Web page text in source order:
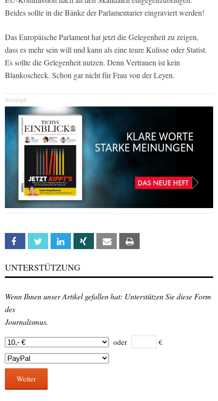
Beides sollte in die Bänke der Parlamentarier eingraviert werden!
Das Europäische Parlament hat jetzt die Gelegenheit zu zeigen,
dass es mehr sein will und kann als eine teure Kulisse oder Statist.
Es sollte die Gelegenheit nutzen. Denn Vertrauen ist kein
Blankoscheck. Schon gar nicht für Frau von der Leyen.
Anzeige
Facebook Twitter Linkedin Xing Email
UNTERSTÜTZUNG
Wenn Ihnen unser Artikel gefallen hat: Unterstützen Sie diese Form
des
Journalismus.
oder €
Weiter